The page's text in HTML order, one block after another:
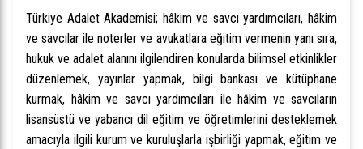
Türkiye Adalet Akademisi; hâkim ve savcı yardımcıları, hâkim
ve savcılar ile noterler ve avukatlara eğitim vermenin yanı sıra,
hukuk ve adalet alanını ilgilendiren konularda bilimsel etkinlikler
düzenlemek, yayınlar yapmak, bilgi bankası ve kütüphane
kurmak, hâkim ve savcı yardımcıları ile hâkim ve savcıların
lisansüstü ve yabancı dil eğitim ve öğretimlerini desteklemek
amacıyla ilgili kurum ve kuruluşlarla işbirliği yapmak, eğitim ve